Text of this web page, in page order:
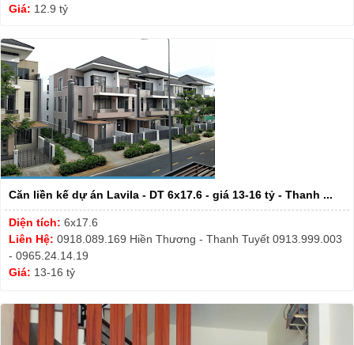
Giá: 12.9 tỷ
Căn liền kế dự án Lavila - DT 6x17.6 - giá 13-16 tỷ - Thanh ...
Diện tích: 6x17.6
Liên Hệ: 0918.089.169 Hiền Thương - Thanh Tuyết 0913.999.003
- 0965.24.14.19
Giá: 13-16 tỷ